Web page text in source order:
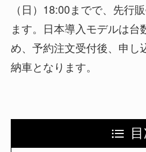
（日）18:00までで、先行
ます。日本導入モデルは台
め、予約注文受付後、申し
納車となります。